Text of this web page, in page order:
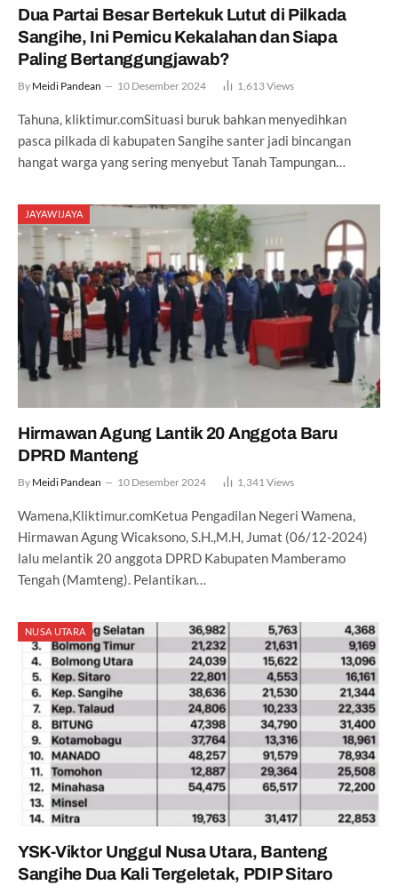
Dua Partai Besar Bertekuk Lutut di Pilkada
Sangihe, Ini Pemicu Kekalahan dan Siapa
Paling Bertanggungjawab?
By Meidi Pandean 10 Desember 2024 1,613Views
Tahuna, kliktimur.comSituasi buruk bahkan menyedihkan
pasca pilkada di kabupaten Sangihe santer jadi bincangan
hangat warga yang sering menyebut Tanah Tampungan…
JAYAWIJAYA
Hirmawan Agung Lantik 20 Anggota Baru
DPRD Manteng
By Meidi Pandean 10 Desember 2024 1,341Views
Wamena,Kliktimur.comKetua Pengadilan Negeri Wamena,
Hirmawan Agung Wicaksono, S.H.,M.H, Jumat (06/12-2024)
lalu melantik 20 anggota DPRD Kabupaten Mamberamo
Tengah (Mamteng). Pelantikan…
NUSA UTARA
YSK-Viktor Unggul Nusa Utara, Banteng
Sangihe Dua Kali Tergeletak, PDIP Sitaro